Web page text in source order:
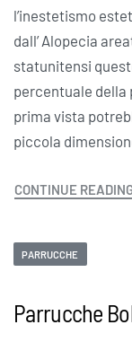
l’inestetismo
dall’ Alopecia
statunitensi
percentuale della
prima vista
piccola
CONTINUE
PARRUCCHE
Parrucche